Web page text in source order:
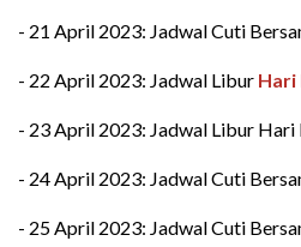
- 21 April 2023: Jadwal Cuti
- 22 April 2023: Jadwal Libur Hari
- 23 April 2023: Jadwal Libur
- 24 April 2023: Jadwal Cuti
- 25 April 2023: Jadwal Cuti